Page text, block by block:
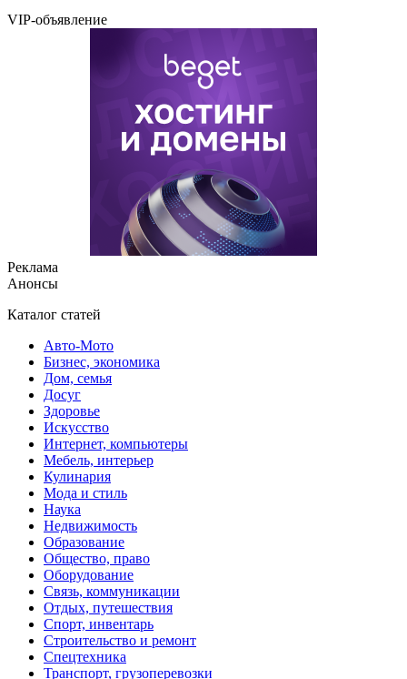
VIP-объявление
Реклама
Анонсы
Каталог статей
Авто-Мото
Бизнес, экономика
Дом, семья
Досуг
Здоровье
Искусство
Интернет, компьютеры
Мебель, интерьер
Кулинария
Мода и стиль
Наука
Недвижимость
Образование
Общество, право
Оборудование
Связь, коммуникации
Отдых, путешествия
Спорт, инвентарь
Строительство и ремонт
Спецтехника
Транспорт, грузоперевозки